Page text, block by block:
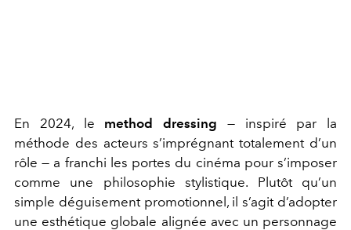
En 2024, le method dressing — inspiré par la
méthode des acteurs s’imprégnant totalement d’un
rôle — a franchi les portes du cinéma pour s’imposer
comme une philosophie stylistique. Plutôt qu’un
simple déguisement promotionnel, il s’agit d’adopter
une esthétique globale alignée avec un personnage